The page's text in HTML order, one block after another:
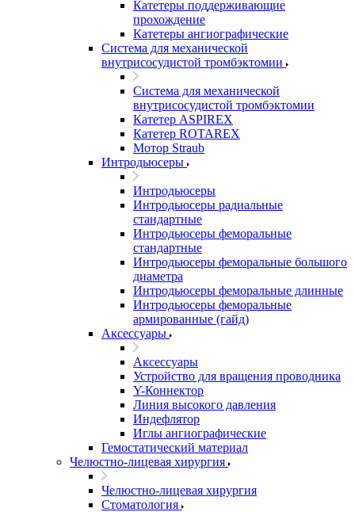
Катетеры поддерживающие
прохождение
Катетеры ангиографические
Система для механической
внутрисосудистой тромбэктомии
Система для механической
внутрисосудистой тромбэктомии
Катетер ASPIREX
Катетер ROTAREX
Мотор Straub
Интродьюсеры
Интродьюсеры
Интродьюсеры радиальные
стандартные
Интродьюсеры феморальные
стандартные
Интродьюсеры феморальные большого
диаметра
Интродьюсеры феморальные длинные
Интродьюсеры феморальные
армированные (гайд)
Аксессуары
Аксессуары
Устройство для вращения проводника
Y-Коннектор
Линия высокого давления
Индефлятор
Иглы ангиографические
Гемостатический материал
Челюстно-лицевая хирургия
Челюстно-лицевая хирургия
Стоматология